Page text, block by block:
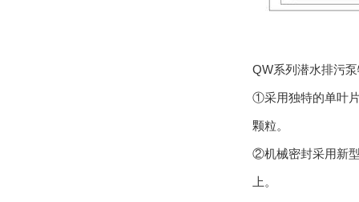
QW系列潜水排污
①采用独特的单叶片
颗粒。
②机械密封采用新型
上。